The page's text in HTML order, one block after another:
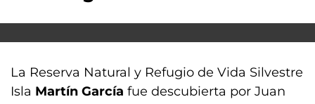
La Reserva Natural y Refugio de Vida Silvestre
Isla Martín García fue descubierta por Juan